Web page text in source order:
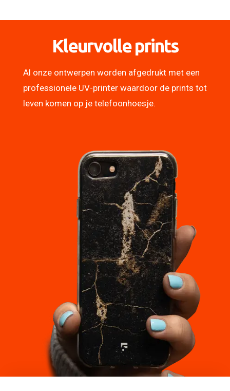
Kleurvolle prints
Al onze ontwerpen worden afgedrukt met een
professionele UV-printer waardoor de prints tot
leven komen op je telefoonhoesje.